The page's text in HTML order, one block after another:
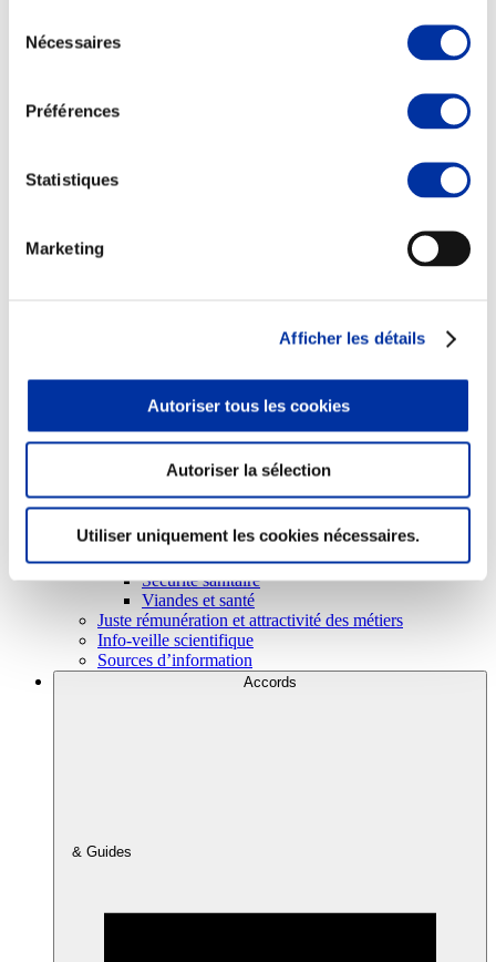
Nécessaires
Préférences
Statistiques
Marketing
Afficher les détails
Autoriser tous les cookies
Autoriser la sélection
Utiliser uniquement les cookies nécessaires.
Partenaire Climat
Consommation
Sécurité sanitaire
Viandes et santé
Juste rémunération et attractivité des métiers
Info-veille scientifique
Sources d’information
Accords
& Guides